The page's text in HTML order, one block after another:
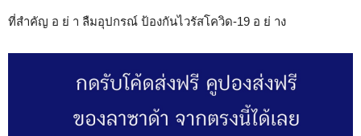
ที่สำคัญ อ ย่ า ลืมอุปกรณ์ ป้องกันไวรัสโควิด-19 อ ย่ าง